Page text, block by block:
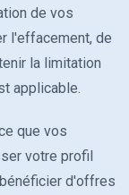
de vos
l'effacement, de
la limitation
applicable.
que vos
votre profil
d'offres